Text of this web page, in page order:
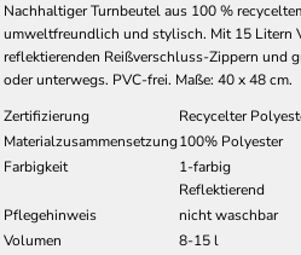
Nachhaltiger Turnbeutel aus 100 %
umweltfreundlich und stylisch. Mit 15 Litern
reflektierenden Reißverschluss-Zippern und
oder unterwegs. PVC-frei. Maße: 40 x 48 cm.
Zertifizierung
Recycelter
Materialzusammensetzung100% Polyester
Farbigkeit
1-farbig
Reflektierend
Pflegehinweis
nicht waschbar
Volumen
8-15 l